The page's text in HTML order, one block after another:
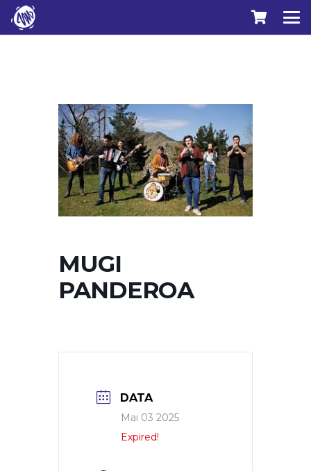
MUGI
PANDEROA
DATA
Mai 03 2025
Expired!